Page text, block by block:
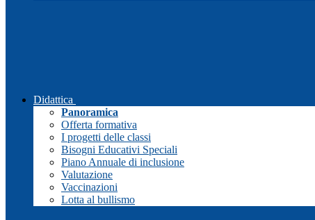
Didattica
Panoramica
Offerta formativa
I progetti delle classi
Bisogni Educativi Speciali
Piano Annuale di inclusione
Valutazione
Vaccinazioni
Lotta al bullismo